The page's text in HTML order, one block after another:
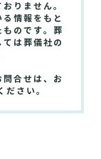
りません。
情報をもと
のです。葬
は葬儀社の
合せは、お
ださい。